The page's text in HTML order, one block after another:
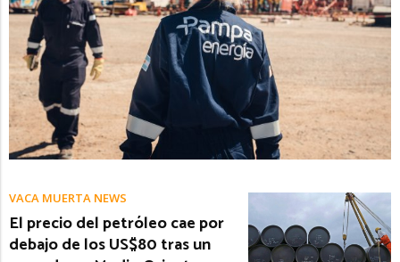
VACA MUERTA NEWS
El precio del petróleo cae por
debajo de los US$80 tras un